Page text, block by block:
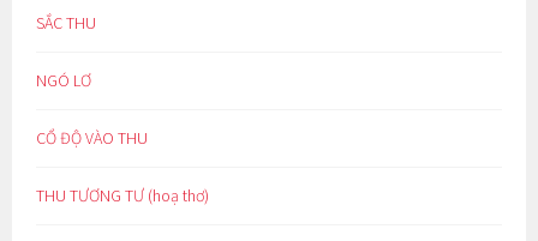
SẮC THU
NGÓ LƠ
CỔ ĐỘ VÀO THU
THU TƯƠNG TƯ (hoạ thơ)